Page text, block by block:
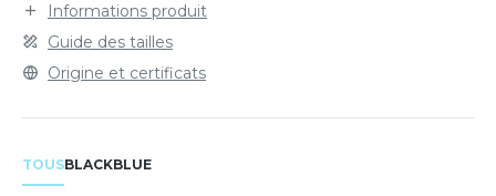
SHOPPING
Informations produit
Guide des tailles
Origine et certificats
TOUSBLACKBLUE